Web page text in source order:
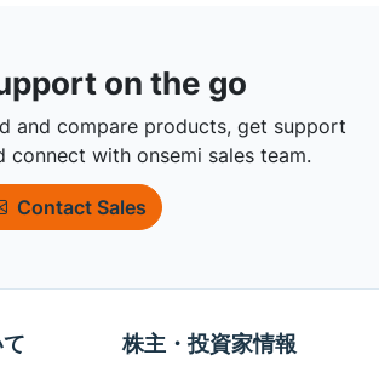
on the go
and compare products, get support
connect with onsemi sales team.
Contact Sales
株主・投資家情報